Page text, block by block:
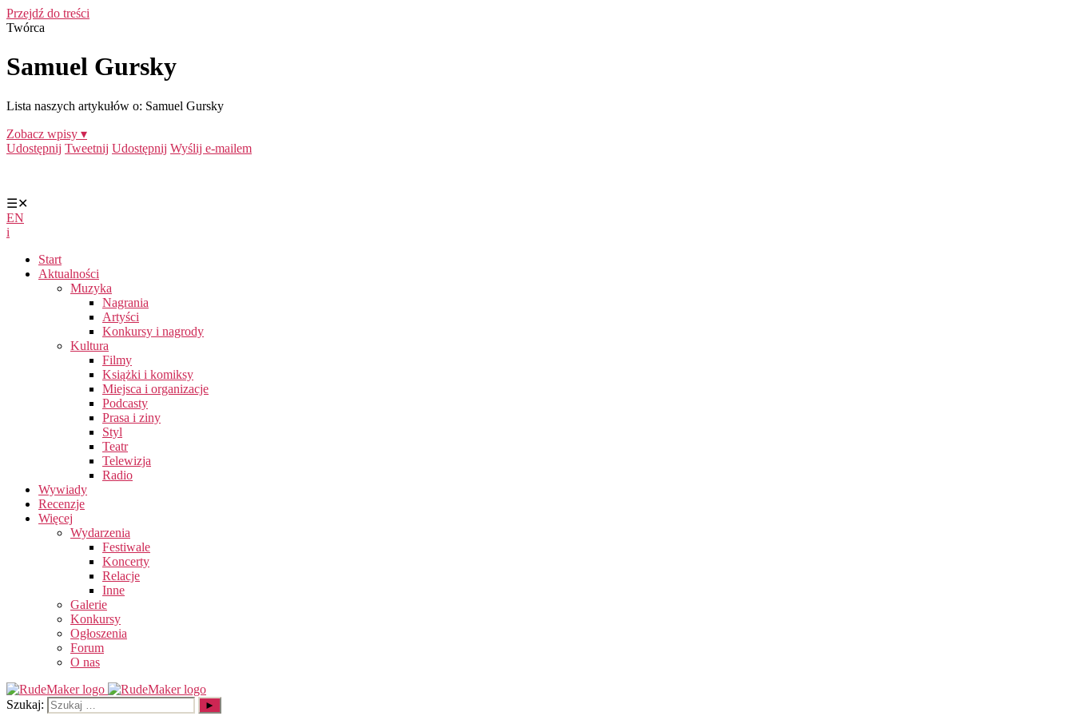
Przejdź do treści
Twórca
Samuel Gursky
Lista naszych artykułów o: Samuel Gursky
Zobacz wpisy ▾
Udostępnij Tweetnij Udostępnij Wyślij e-mailem
☰✕
EN
i
Start
Aktualności
Muzyka
Nagrania
Artyści
Konkursy i nagrody
Kultura
Filmy
Książki i komiksy
Miejsca i organizacje
Podcasty
Prasa i ziny
Styl
Teatr
Telewizja
Radio
Wywiady
Recenzje
Więcej
Wydarzenia
Festiwale
Koncerty
Relacje
Inne
Galerie
Konkursy
Ogłoszenia
Forum
O nas
Szukaj: